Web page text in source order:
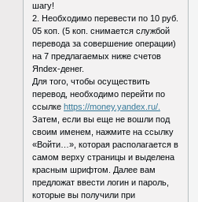
шагу!
2. Необходимо перевести по 10 руб.
05 коп. (5 коп. снимается службой
перевода за совершение операции)
на 7 предлагаемых ниже счетов
Яndex-денег.
Для того, чтобы осуществить
перевод, необходимо перейти по
ссылке https://money.yandex.ru/.
Затем, если вы еще не вошли под
своим именем, нажмите на ссылку
«Войти…», которая располагается в
самом верху страницы и выделена
красным шрифтом. Далее вам
предложат ввести логин и пароль,
которые вы получили при